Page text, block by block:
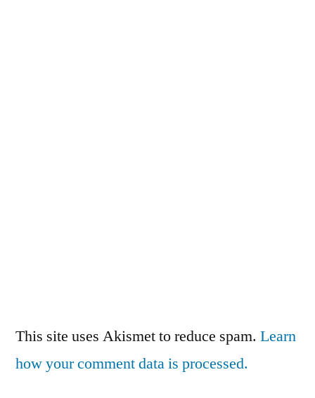
This site uses Akismet to reduce spam. Learn
how your comment data is processed.